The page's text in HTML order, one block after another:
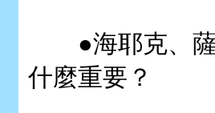
●海耶克、薩
什麼重要？